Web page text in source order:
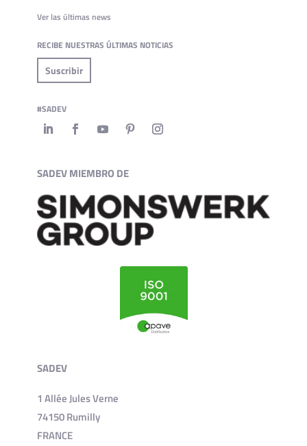
Ver las últimas news
RECIBE NUESTRAS ÚLTIMAS NOTICIAS
Suscribir
#SADEV
SADEV MIEMBRO DE
SADEV
1 Allée Jules Verne
74150 Rumilly
FRANCE